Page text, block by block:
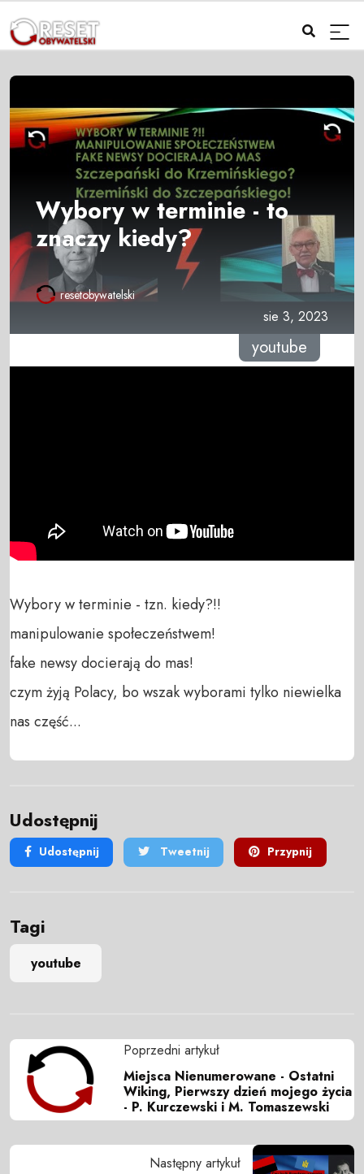
Wybory w terminie - to
znaczy kiedy?
resetobywatelski
sie 3, 2023
youtube
Wybory w terminie - tzn. kiedy?!!
manipulowanie społeczeństwem!
fake newsy docierają do mas!
czym żyją Polacy, bo wszak wyborami tylko niewielka
nas część...
Udostępnij
Udostępnij Tweetnij Przypnij
Tagi
youtube
Poprzedni artykuł
Miejsca Nienumerowane - Ostatni
Wiking, Pierwszy dzień mojego życia
- P. Kurczewski i M. Tomaszewski
Następny artykuł